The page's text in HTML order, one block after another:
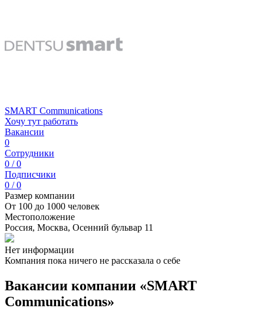
SMART Communications
Хочу тут работать
Вакансии
0
Сотрудники
0 / 0
Подписчики
0 / 0
Размер компании
От 100 до 1000 человек
Местоположение
Россия, Москва, Осенний бульвар 11
Нет информации
Компания пока ничего не рассказала о себе
Вакансии компании «SMART
Communications»